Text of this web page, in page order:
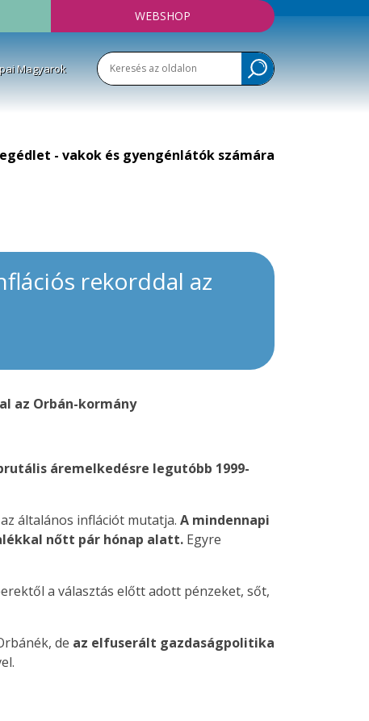
WEBSHOP
Magyarok
- vakok és gyengénlátók számára
rekorddal az
az Orbán-kormány
áremelkedésre legutóbb 1999-
általános inflációt mutatja. A mindennapi
nőtt pár hónap alatt. Egyre
a választás előtt adott pénzeket, sőt,
de az elfuserált gazdaságpolitika